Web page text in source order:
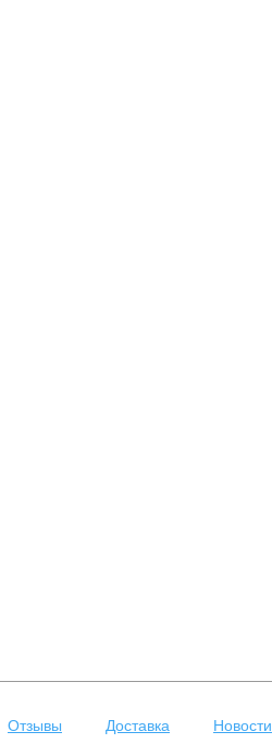
Отзывы Доставка Новости